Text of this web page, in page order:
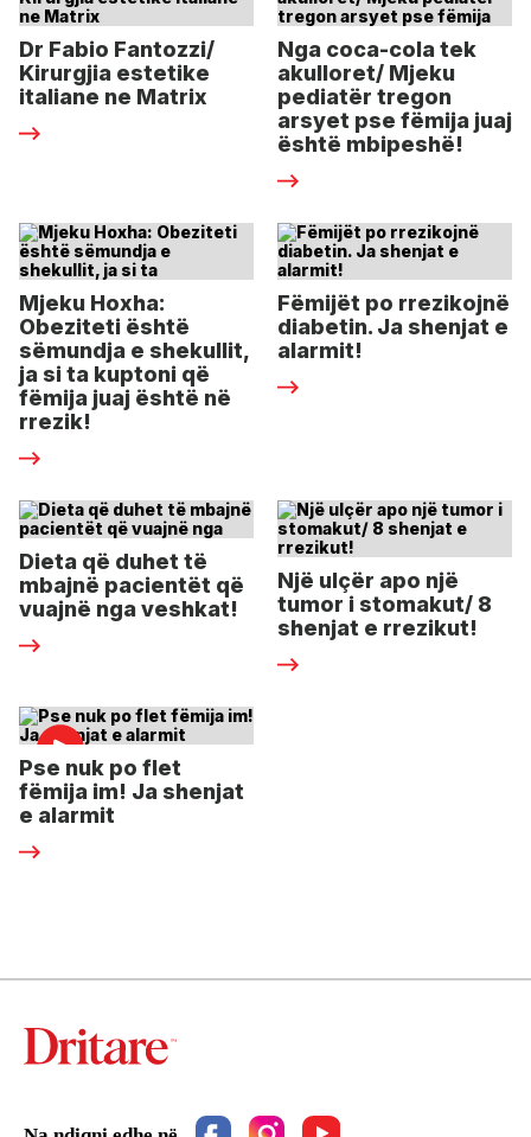
Dr Fabio Fantozzi/
Kirurgjia estetike
italiane ne Matrix
Nga coca-cola tek
akulloret/ Mjeku
pediatër tregon
arsyet pse fëmija juaj
është mbipeshë!
Mjeku Hoxha:
Obeziteti është
sëmundja e shekullit,
ja si ta kuptoni që
fëmija juaj është në
rrezik!
Fëmijët po rrezikojnë
diabetin. Ja shenjat e
alarmit!
Dieta që duhet të
mbajnë pacientët që
vuajnë nga veshkat!
Një ulçër apo një
tumor i stomakut/ 8
shenjat e rrezikut!
Pse nuk po flet
fëmija im! Ja shenjat
e alarmit